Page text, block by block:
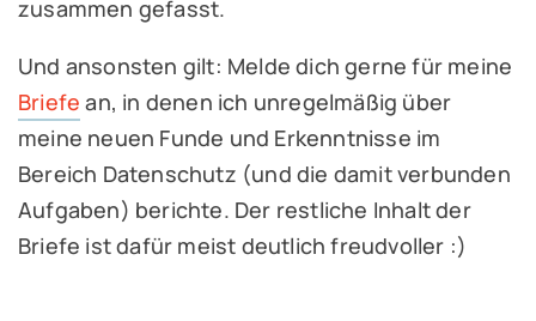
zusammen gefasst.
Und ansonsten gilt: Melde dich gerne für meine
Briefe an, in denen ich unregelmäßig über
meine neuen Funde und Erkenntnisse im
Bereich Datenschutz (und die damit verbunden
Aufgaben) berichte. Der restliche Inhalt der
Briefe ist dafür meist deutlich freudvoller :)